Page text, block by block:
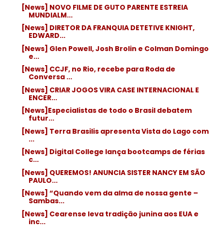
[News] NOVO FILME DE GUTO PARENTE ESTREIA
MUNDIALM...
[News] DIRETOR DA FRANQUIA DETETIVE KNIGHT,
EDWARD...
[News] Glen Powell, Josh Brolin e Colman Domingo
e...
[News] CCJF, no Rio, recebe para Roda de
Conversa ...
[News] CRIAR JOGOS VIRA CASE INTERNACIONAL E
ENCER...
[News]Especialistas de todo o Brasil debatem
futur...
[News] Terra Brasilis apresenta Vista do Lago com
...
[News] Digital College lança bootcamps de férias
c...
[News] QUEREMOS! ANUNCIA SISTER NANCY EM SÃO
PAULO...
[News] “Quando vem da alma de nossa gente –
Sambas...
[News] Cearense leva tradição junina aos EUA e
inc...